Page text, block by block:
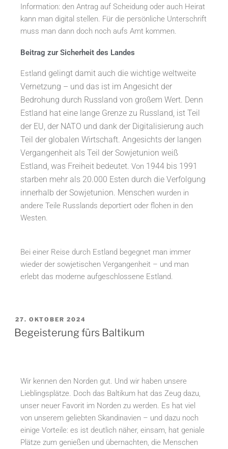
Information: den Antrag auf Scheidung oder auch Heirat
kann man digital stellen. Für die persönliche Unterschrift
muss man dann doch noch aufs Amt kommen.
Beitrag zur Sicherheit des Landes
Estland gelingt damit auch die wichtige weltweite
Vernetzung – und das ist im Angesicht der
Bedrohung durch Russland von großem Wert. Denn
Estland hat eine lange Grenze zu Russland, ist Teil
der EU, der NATO und dank der Digitalisierung auch
Teil der globalen Wirtschaft. Angesichts der langen
Vergangenheit als Teil der Sowjetunion weiß
Estland, was Freiheit bedeutet. Von 1944 bis 1991
starben mehr als 20.000 Esten durch die Verfolgung
innerhalb der Sowjetunion. Menschen wurden in
andere Teile Russlands deportiert oder flohen in den
Westen.
Bei einer Reise durch Estland begegnet man immer
wieder der sowjetischen Vergangenheit – und man
erlebt das moderne aufgeschlossene Estland.
27. OKTOBER 2024
Begeisterung fürs Baltikum
Wir kennen den Norden gut. Und wir haben unsere
Lieblingsplätze. Doch das Baltikum hat das Zeug dazu,
unser neuer Favorit im Norden zu werden. Es hat viel
von unserem geliebten Skandinavien – und dazu noch
einige Vorteile: es ist deutlich näher, einsam, hat geniale
Plätze zum genießen und übernachten, die Menschen